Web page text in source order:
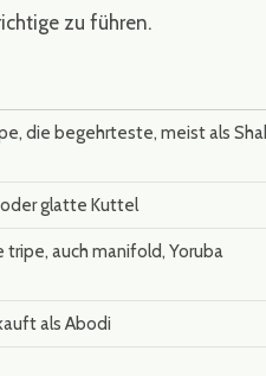
zu führen.
die begehrteste, meist als
glatte Kuttel
tripe, auch manifold, Yoruba
als Abodi